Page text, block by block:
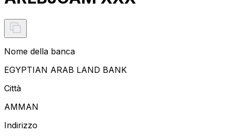
Nome della banca
EGYPTIAN ARAB LAND BANK
Città
AMMAN
Indirizzo